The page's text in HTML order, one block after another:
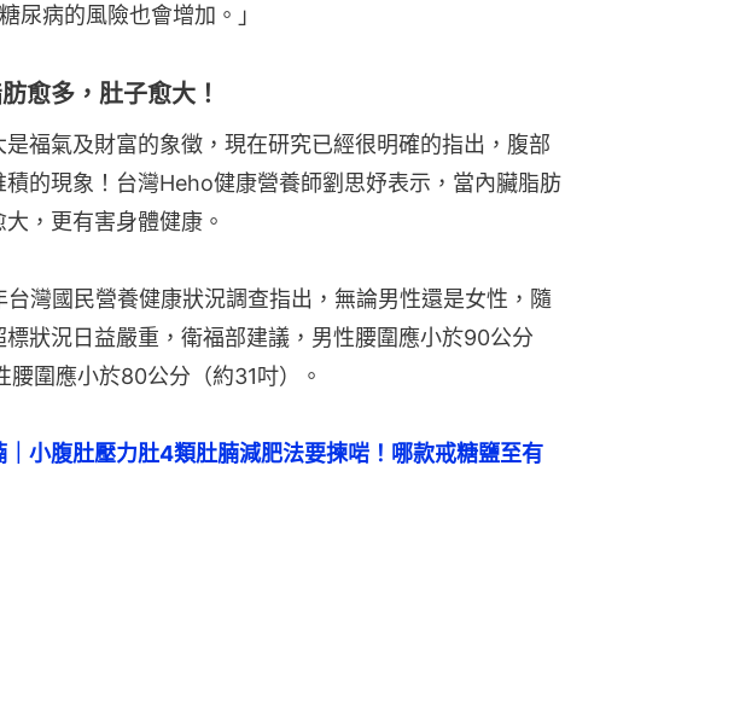
尿病的風險也會增加。」
愈多，肚子愈大！
福氣及財富的象徵，現在研究已經很明確的指出，腹部
積的現象！台灣Heho健康營養師劉思妤表示，當內臟脂肪
，更有害身體健康。
灣國民營養健康狀況調查指出，無論男性還是女性，隨
狀況日益嚴重，衛福部建議，男性腰圍應小於90公分
腰圍應小於80公分（約31吋）。
｜小腹肚壓力肚4類肚腩減肥法要揀啱！哪款戒糖鹽至有